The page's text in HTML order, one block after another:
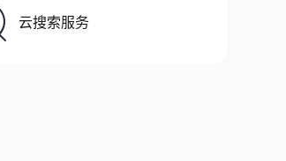
云搜索服务